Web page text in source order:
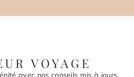
VOYAGE
avec nos conseils mis à jours